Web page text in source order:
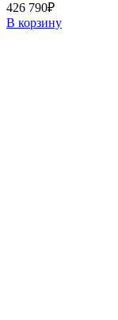
426 790₽
В корзину